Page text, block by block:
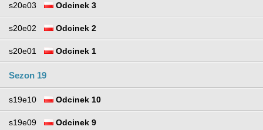
s20e03 Odcinek 3
s20e02 Odcinek 2
s20e01 Odcinek 1
Sezon 19
s19e10 Odcinek 10
s19e09 Odcinek 9